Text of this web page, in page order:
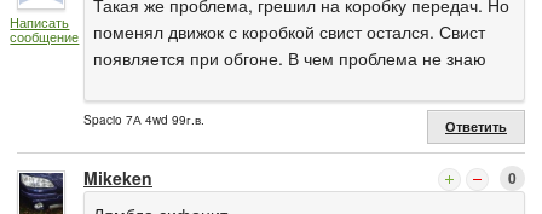
Написать
сообщение
Такая же проблема, грешил на коробку передач. Но
поменял движок с коробкой свист остался. Свист
появляется при обгоне. В чем проблема не знаю
Spacio 7А 4wd 99г.в. Ответить
Mikeken 0